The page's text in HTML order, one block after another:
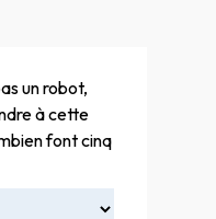
un robot,
à cette
font cinq